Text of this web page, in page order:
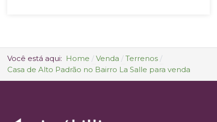
Você está aqui: Home Venda
Terrenos
Casa de Alto Padrão no Bairro La Salle para venda